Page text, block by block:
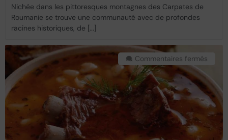
Nichée dans les pittoresques montagnes des Carpates de
Roumanie se trouve une communauté avec de profondes
racines historiques, de [...]
Commentaires fermés